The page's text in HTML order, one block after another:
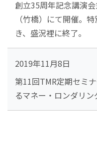
創立35周年記念講演
（竹橋）にて開催。
き、盛況裡に終了。
2019年11月8日
第11回TMR定期セミ
るマネー・ロンダリン